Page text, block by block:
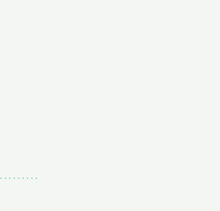
. . . . . . . . .